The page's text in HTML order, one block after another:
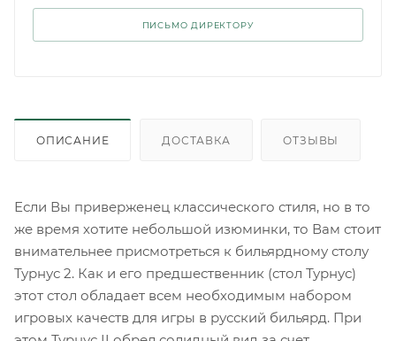
ПИСЬМО ДИРЕКТОРУ
ОПИСАНИЕ ДОСТАВКА ОТЗЫВЫ
Если Вы приверженец классического стиля, но в то
же время хотите небольшой изюминки, то Вам стоит
внимательнее присмотреться к бильярдному столу
Турнус 2. Как и его предшественник (стол Турнус)
этот стол обладает всем необходимым набором
игровых качеств для игры в русский бильярд. При